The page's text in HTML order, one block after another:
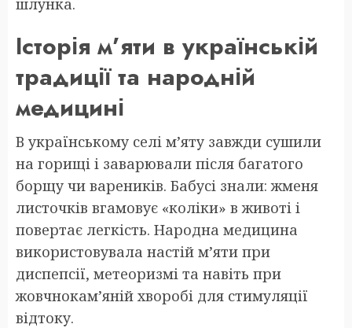
шлунка.
Історія м’яти в українській
традиції та народній
медицині
В українському селі м’яту завжди сушили
на горищі і заварювали після багатого
борщу чи вареників. Бабусі знали: жменя
листочків вгамовує «коліки» в животі і
повертає легкість. Народна медицина
використовувала настій м’яти при
диспепсії, метеоризмі та навіть при
жовчнокам’яній хворобі для стимуляції
відтоку.